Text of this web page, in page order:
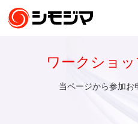
ワークショ
当ページから参加お